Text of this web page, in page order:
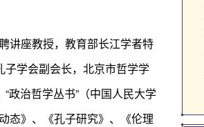
讲座教授，教育部长江学者特
子学会副会长，北京市哲学学
政治哲学丛书”（中国人民大学
态》、《孔子研究》、《伦理